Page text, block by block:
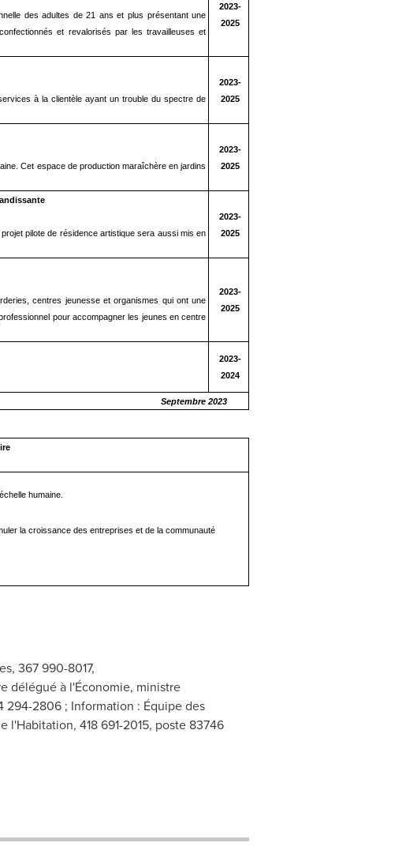
des adultes de 21 ans et plus présentant une
et revalorisés par les travailleuses et
2023-
2025
à la clientèle ayant un trouble du spectre de
2023-
2025
Cet espace de production maraîchère en jardins
2023-
2025
pilote de résidence artistique sera aussi mis en
2023-
2025
centres jeunesse et organismes qui ont une
pour accompagner les jeunes en centre
2023-
2025
2023-
2024
Septembre 2023
humaine.
la croissance des entreprises et de la communauté
367 990-8017,
délégué à l'Économie, ministre
294-2806 ; Information : Équipe des
418 691-2015, poste 83746